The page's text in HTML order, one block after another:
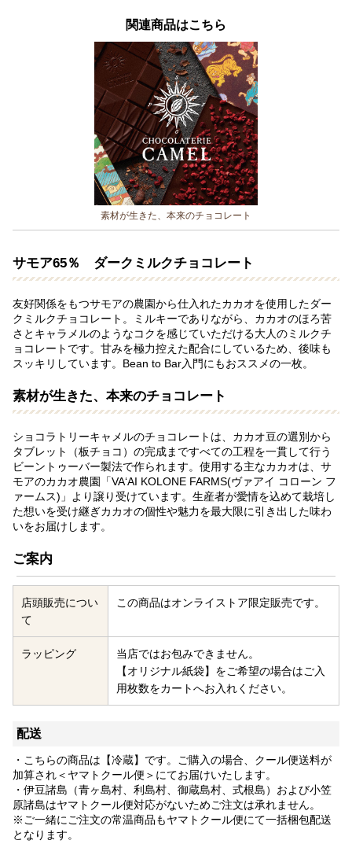
関連商品はこちら
素材が生きた、本来のチョコレート
サモア65％ ダークミルクチョコレート
友好関係をもつサモアの農園から仕入れたカカオを使用したダー
クミルクチョコレート。ミルキーでありながら、カカオのほろ苦
さとキャラメルのようなコクを感じていただける大人のミルクチ
ョコレートです。甘みを極力控えた配合にしているため、後味も
スッキリしています。Bean to Bar入門にもおススメの一枚。
素材が生きた、本来のチョコレート
ショコラトリーキャメルのチョコレートは、カカオ豆の選別から
タブレット（板チョコ）の完成まですべての工程を一貫して行う
ビーントゥーバー製法で作られます。使用する主なカカオは、サ
モアのカカオ農園「VAʻAI KOLONE FARMS(ヴァアイ コローン フ
ァームス)」より譲り受けています。生産者が愛情を込めて栽培し
た想いを受け継ぎカカオの個性や魅力を最大限に引き出した味わ
いをお届けします。
ご案内
店頭販売につい
て
この商品はオンライストア限定販売です。
ラッピング
当店ではお包みできません。
【オリジナル紙袋】 をご希望の場合はご入
用枚数をカートへお入れください。
配送
・こちらの商品は【冷蔵】です。ご購入の場合、クール便送料が
加算され＜ヤマトクール便＞にてお届けいたします。
・伊豆諸島（青ヶ島村、利島村、御蔵島村、式根島）および小笠
原諸島はヤマトクール便対応がないためご注文は承れません。
※ご一緒にご注文の常温商品もヤマトクール便にて一括梱包配送
となります。